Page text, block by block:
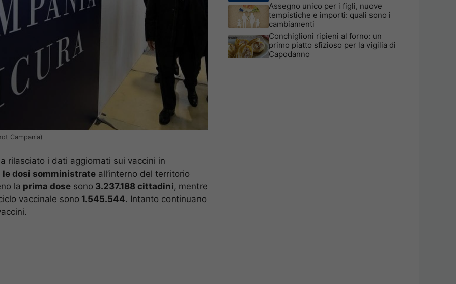
Campania)
rilasciato i dati aggiornati sui vaccini in
le dosi somministrate all’interno del territorio
la prima dose sono 3.237.188 cittadini, mentre
vaccinale sono 1.545.544. Intanto continuano
Assegno unico per i figli, nuove
tempistiche e importi: quali sono i
cambiamenti
Conchiglioni ripieni al forno: un
primo piatto sfizioso per la vigilia di
Capodanno